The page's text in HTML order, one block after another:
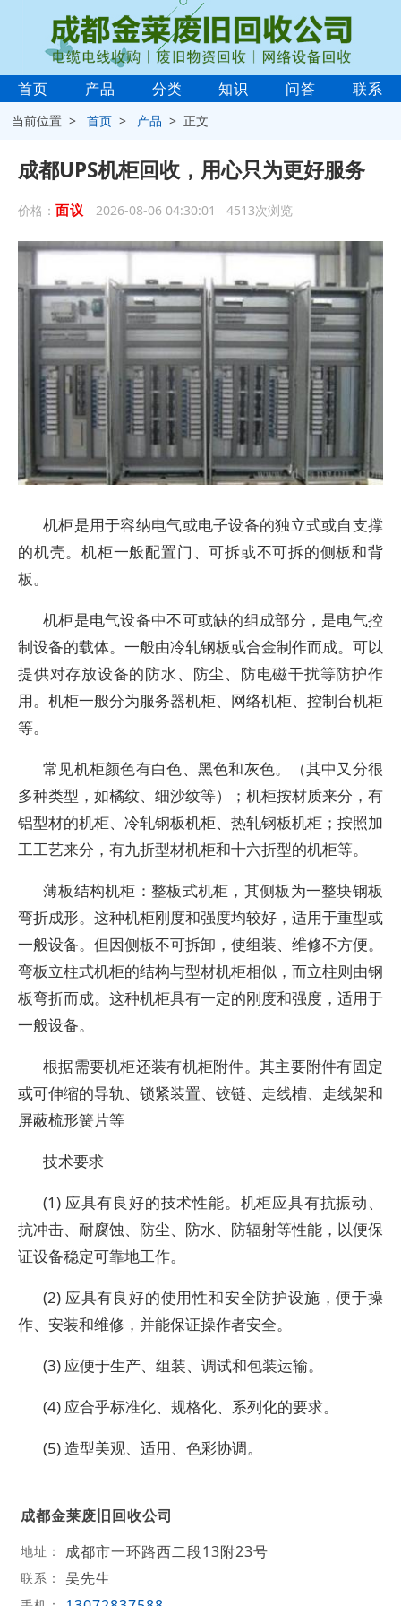
首页 产品 分类 知识 问答 联系
当前位置 >首页 > 产品 > 正文
成都UPS机柜回收，用心只为更好服务
价格： 面议 2026-08-06 04:30:01 4513次浏览
机柜是用于容纳电气或电子设备的独立式或自支撑
的机壳。机柜一般配置门、可拆或不可拆的侧板和背
板。
机柜是电气设备中不可或缺的组成部分，是电气控
制设备的载体。一般由冷轧钢板或合金制作而成。可以
提供对存放设备的防水、防尘、防电磁干扰等防护作
用。机柜一般分为服务器机柜、网络机柜、控制台机柜
等。
常见机柜颜色有白色、黑色和灰色。（其中又分很
多种类型，如橘纹、细沙纹等）；机柜按材质来分，有
铝型材的机柜、冷轧钢板机柜、热轧钢板机柜；按照加
工工艺来分，有九折型材机柜和十六折型的机柜等。
薄板结构机柜：整板式机柜，其侧板为一整块钢板
弯折成形。这种机柜刚度和强度均较好，适用于重型或
一般设备。但因侧板不可拆卸，使组装、维修不方便。
弯板立柱式机柜的结构与型材机柜相似，而立柱则由钢
板弯折而成。这种机柜具有一定的刚度和强度，适用于
一般设备。
根据需要机柜还装有机柜附件。其主要附件有固定
或可伸缩的导轨、锁紧装置、铰链、走线槽、走线架和
屏蔽梳形簧片等
技术要求
(1) 应具有良好的技术性能。机柜应具有抗振动、
抗冲击、耐腐蚀、防尘、防水、防辐射等性能，以便保
证设备稳定可靠地工作。
(2) 应具有良好的使用性和安全防护设施，便于操
作、安装和维修，并能保证操作者安全。
(3) 应便于生产、组装、调试和包装运输。
(4) 应合乎标准化、规格化、系列化的要求。
(5) 造型美观、适用、色彩协调。
成都金莱废旧回收公司
地址： 成都市一环路西二段13附23号
联系： 吴先生